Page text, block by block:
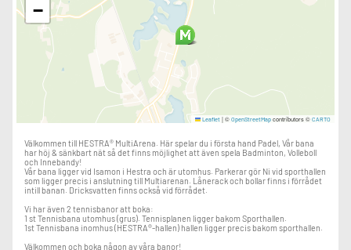
−
Leaflet |© OpenStreetMap contributors © CARTO
Välkommen till HESTRA® MultiArena. Här spelar du i första hand Padel, Vår bana
har höj & sänkbart nät så det finns möjlighet att även spela Badminton, Volleboll
och Innebandy!
Vår bana ligger vid Isamon i Hestra och är utomhus. Parkerar gör Ni vid sporthallen
som ligger precis i anslutning till Multiarenan. Lånerack och bollar finns i förrådet
intill banan. Dricksvatten finns också vid förrådet.
Vi har även 2 tennisbanor att boka:
1 st Tennisbana utomhus (grus). Tennisplanen ligger bakom Sporthallen.
1st Tennisbana inomhus (HESTRA®-hallen) hallen ligger precis bakom sporthallen.
Välkommen och boka någon av våra banor!